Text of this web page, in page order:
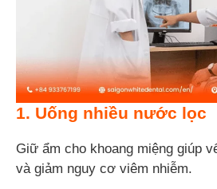
1. Uống nhiều nước lọc
Giữ ẩm cho khoang miệng giúp
và giảm nguy cơ viêm nhiễm.